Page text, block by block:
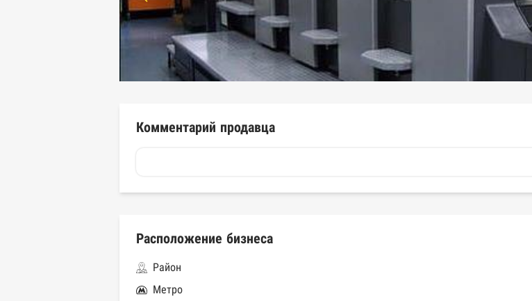
Комментарий продавца
Расположение бизнеса
Район
Метро